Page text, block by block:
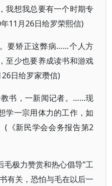
我想我总要有一个时期专
11月26日给罗荣熙信)
要矫正这弊病……个人方
至少也要养成读书和游戏
日给罗家瓒信)
书，一新闻记者。……现
学一宗用体力的工作，如
新民学会会务报告第2
毛极力赞赏和热心倡导”工
有关，恐怕与毛在以后一